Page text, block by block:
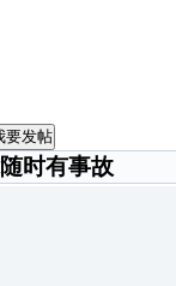
要发帖
时有事故